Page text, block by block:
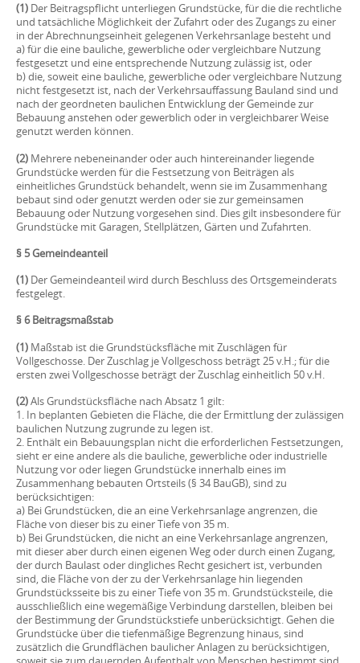
(1) Der Beitragspflicht unterliegen Grundstücke, für die die rechtliche
und tatsächliche Möglichkeit der Zufahrt oder des Zugangs zu einer
in der Abrechnungseinheit gelegenen Verkehrsanlage besteht und
a) für die eine bauliche, gewerbliche oder vergleichbare Nutzung
festgesetzt und eine entsprechende Nutzung zulässig ist, oder
b) die, soweit eine bauliche, gewerbliche oder vergleichbare Nutzung
nicht festgesetzt ist, nach der Verkehrsauffassung Bauland sind und
nach der geordneten baulichen Entwicklung der Gemeinde zur
Bebauung anstehen oder gewerblich oder in vergleichbarer Weise
genutzt werden können.
(2) Mehrere nebeneinander oder auch hintereinander liegende
Grundstücke werden für die Festsetzung von Beiträgen als
einheitliches Grundstück behandelt, wenn sie im Zusammenhang
bebaut sind oder genutzt werden oder sie zur gemeinsamen
Bebauung oder Nutzung vorgesehen sind. Dies gilt insbesondere für
Grundstücke mit Garagen, Stellplätzen, Gärten und Zufahrten.
§ 5 Gemeindeanteil
(1) Der Gemeindeanteil wird durch Beschluss des Ortsgemeinderats
festgelegt.
§ 6 Beitragsmaßstab
(1) Maßstab ist die Grundstücksfläche mit Zuschlägen für
Vollgeschosse. Der Zuschlag je Vollgeschoss beträgt 25 v.H.; für die
ersten zwei Vollgeschosse beträgt der Zuschlag einheitlich 50 v.H.
(2)Als Grundstücksfläche nach Absatz 1 gilt:
1. In beplanten Gebieten die Fläche, die der Ermittlung der zulässigen
baulichen Nutzung zugrunde zu legen ist.
2. Enthält ein Bebauungsplan nicht die erforderlichen Festsetzungen,
sieht er eine andere als die bauliche, gewerbliche oder industrielle
Nutzung vor oder liegen Grundstücke innerhalb eines im
Zusammenhang bebauten Ortsteils (§ 34 BauGB), sind zu
berücksichtigen:
a) Bei Grundstücken, die an eine Verkehrsanlage angrenzen, die
Fläche von dieser bis zu einer Tiefe von 35 m.
b) Bei Grundstücken, die nicht an eine Verkehrsanlage angrenzen,
mit dieser aber durch einen eigenen Weg oder durch einen Zugang,
der durch Baulast oder dingliches Recht gesichert ist, verbunden
sind, die Fläche von der zu der Verkehrsanlage hin liegenden
Grundstücksseite bis zu einer Tiefe von 35 m. Grundstücksteile, die
ausschließlich eine wegemäßige Verbindung darstellen, bleiben bei
der Bestimmung der Grundstückstiefe unberücksichtigt. Gehen die
Grundstücke über die tiefenmäßige Begrenzung hinaus, sind
zusätzlich die Grundflächen baulicher Anlagen zu berücksichtigen,